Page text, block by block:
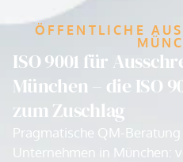
ÖFFENTLICHE
ISO 9001 für
München – die ISO
zum Zuschlag
Pragmatische QM-
Unternehmen in München: